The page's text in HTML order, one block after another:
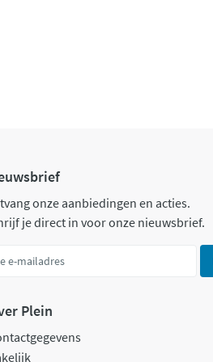
onze aanbiedingen en acties.
je direct in voor onze nieuwsbrief.
Plein